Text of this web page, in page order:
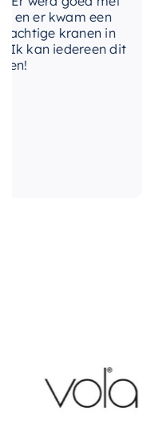
kwam een
kranen in
iedereen dit